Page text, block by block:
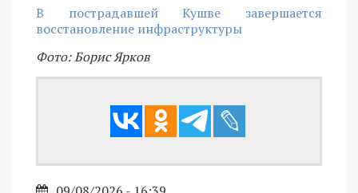
В пострадавшей Кушве завершается
восстановление инфраструктуры
Фото: Борис Ярков